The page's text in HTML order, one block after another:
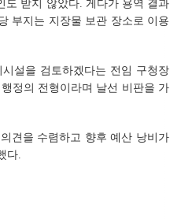
도 받지 않았다. 게다가 용역 결과
부지는 지장물 보관 장소로 이용
설을 검토하겠다는 전임 구청장
정의 전형이라며 날선 비판을 가
견을 수렴하고 향후 예산 낭비가
다.